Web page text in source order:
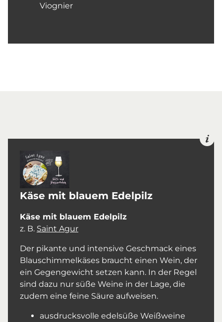
Viognier
Käse mit blauem Edelpilz
Käse mit blauem Edelpilz
z. B. Saint Agur
Der pikante und intensive Geschmack eines
Blauschimmelkäses braucht einen Wein, der
ein Gegengewicht setzen kann. In der Regel
sind dazu nur süße Weine in der Lage, die
zudem eine feine Säure aufweisen.
ausdrucksvolle edelsüße Weißweine